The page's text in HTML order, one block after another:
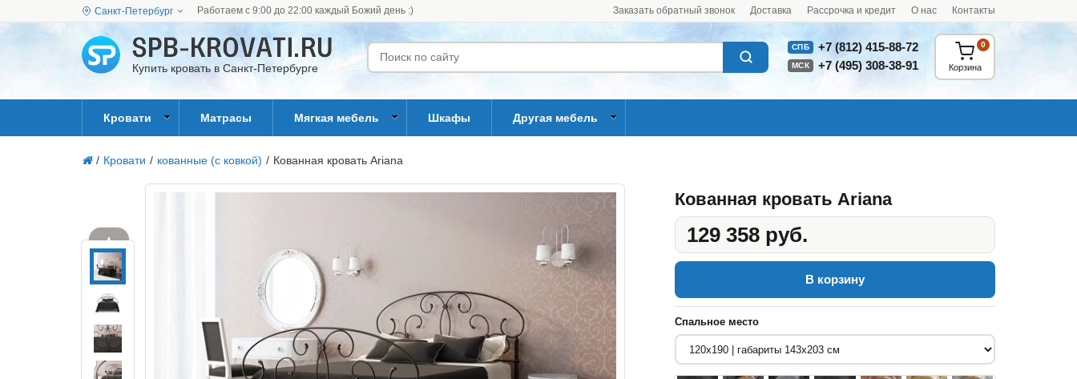
Санкт-Петербург Работаем с 9:00 до 22:00 каждый Божий день :) Заказать обратный звонок Доставка Рассрочка и кредит О нас Контакты
Купить кровать в Санкт-Петербурге
СПБ +7 (812) 415-88-72
МСК +7 (495) 308-38-91 Корзина
0
Кровати Матрасы Мягкая мебель Шкафы Другая мебель
/ Кровати / кованные (с ковкой) / Кованная кровать Ariana
▲
Кованная кровать Ariana
129 358 руб.
В корзину
Спальное место